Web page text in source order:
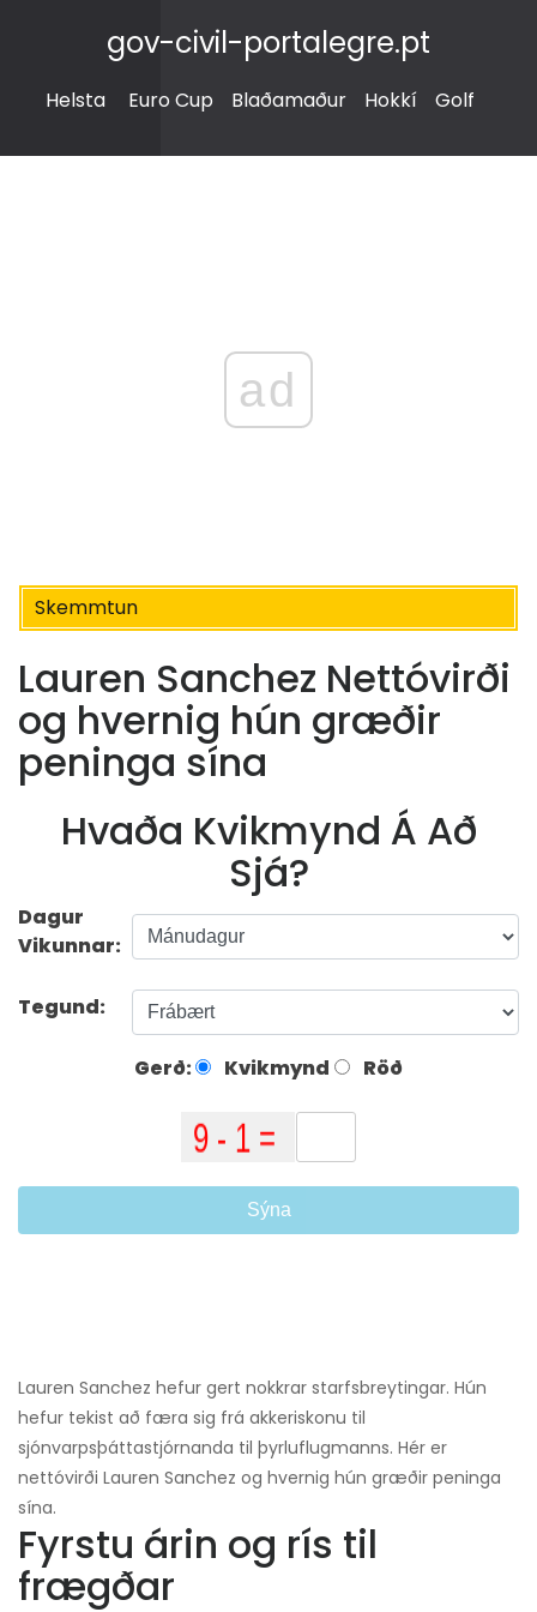
gov-civil-portalegre.pt
Helsta Euro Cup Blaðamaður Hokkí Golf
ad
Skemmtun
Lauren Sanchez Nettóvirði
og hvernig hún græðir
peninga sína
Hvaða Kvikmynd Á Að
Sjá?
Dagur
Vikunnar:
Tegund:
Gerð: Kvikmynd Röð
Sýna
Lauren Sanchez hefur gert nokkrar starfsbreytingar. Hún
hefur tekist að færa sig frá akkeriskonu til
sjónvarpsþáttastjórnanda til þyrluflugmanns. Hér er
nettóvirði Lauren Sanchez og hvernig hún græðir peninga
sína.
Fyrstu árin og rís til
frægðar